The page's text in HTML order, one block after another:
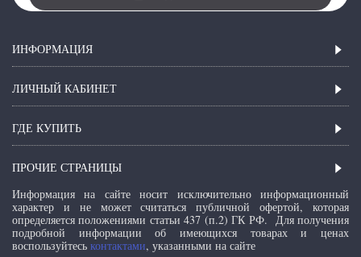
ИНФОРМАЦИЯ
ЛИЧНЫЙ КАБИНЕТ
ГДЕ КУПИТЬ
ПРОЧИЕ СТРАНИЦЫ
Информация на сайте носит исключительно информационный
характер и не может считаться публичной офертой, которая
определяется положениями статьи 437 (п.2) ГК РФ. Для получения
подробной информации об имеющихся товарах и ценах
воспользуйтесь контактами, указанными на сайте